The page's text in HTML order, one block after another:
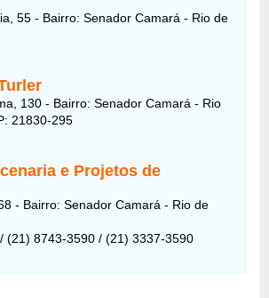
55 - Bairro: Senador Camará - Rio de
130 - Bairro: Senador Camará - Rio
21830-295
e Projetos de
- Bairro: Senador Camará - Rio de
(21) 8743-3590 / (21) 3337-3590